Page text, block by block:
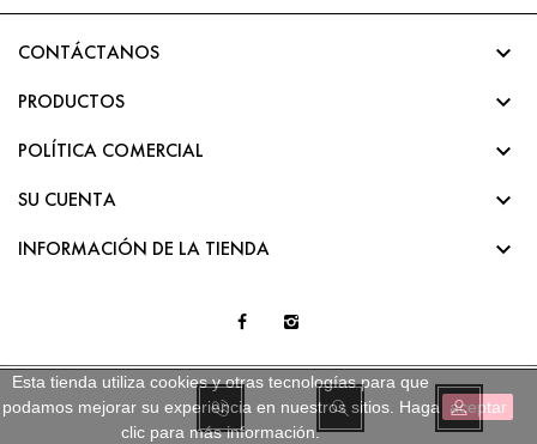
CONTÁCTANOS 
PRODUCTOS 
POLÍTICA COMERCIAL 
SU CUENTA 
INFORMACIÓN DE LA TIENDA 
Esta tienda utiliza cookies y otras tecnologías para que
podamos mejorar su experiencia en nuestros sitios. Haga
clic para más información.
aceptar